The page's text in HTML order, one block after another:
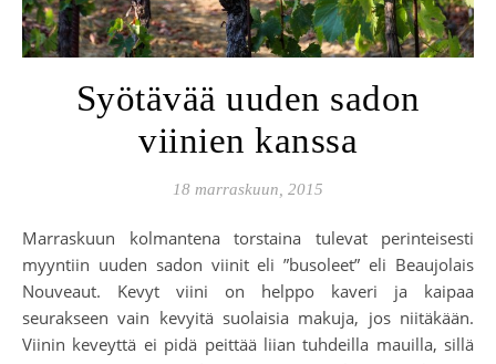
Syötävää uuden sadon
viinien kanssa
18 marraskuun, 2015
Marraskuun kolmantena torstaina tulevat perinteisesti
myyntiin uuden sadon viinit eli ”busoleet” eli Beaujolais
Nouveaut. Kevyt viini on helppo kaveri ja kaipaa
seurakseen vain kevyitä suolaisia makuja, jos niitäkään.
Viinin keveyttä ei pidä peittää liian tuhdeilla mauilla, sillä